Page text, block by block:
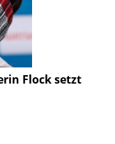
Flock setzt